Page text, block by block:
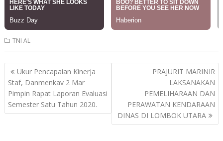
TNI AL
Post
navigation
Ukur Pencapaian Kinerja
Staf, Danmenkav 2 Mar
Pimpin Rapat Laporan Evaluasi
Semester Satu Tahun 2020.
PRAJURIT MARINIR
LAKSANAKAN
PEMELIHARAAN DAN
PERAWATAN KENDARAAN
DINAS DI LOMBOK UTARA